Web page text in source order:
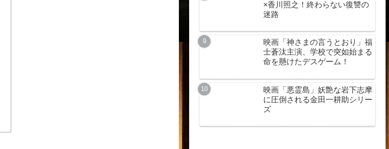
×香川照之！終わらない復讐の
迷路
映画「神さまの言うとおり」福
士蒼汰主演、学校で突如始まる
命を懸けたデスゲーム！
映画「悪霊島」妖艶な岩下志摩
に圧倒される金田一耕助シリー
ズ